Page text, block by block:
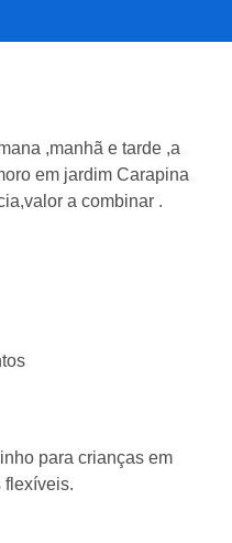
,manhã e tarde ,a
em jardim Carapina
a combinar .
para crianças em
flexíveis.